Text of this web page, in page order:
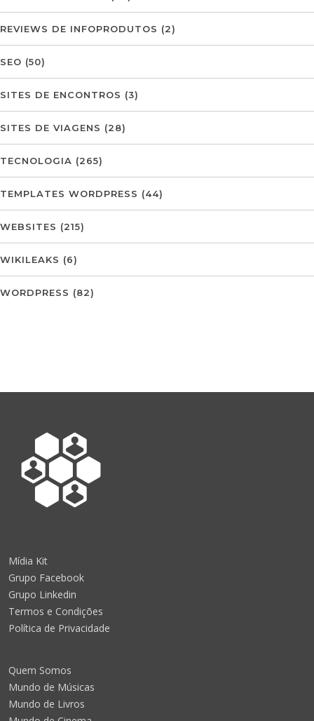
REVIEWS DE INFOPRODUTOS (2)
SEO (50)
SITES DE ENCONTROS (3)
SITES DE VIAGENS (28)
TECNOLOGIA (265)
TEMPLATES WORDPRESS (44)
WEBSITES (215)
WIKILEAKS (6)
WORDPRESS (82)
Mídia Kit
Grupo Facebook
Grupo Linkedin
Termos e Condições
Política de Privacidade
Quem Somos
Mundo de Músicas
Mundo de Livros